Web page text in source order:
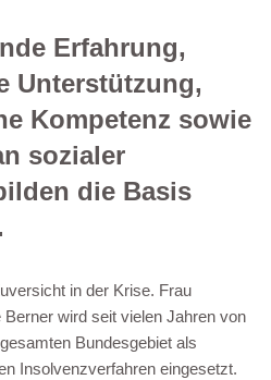
Erfahrung,
Unterstützung,
Kompetenz sowie
sozialer
die Basis
in der Krise. Frau
wird seit vielen Jahren von
Bundesgebiet als
Insolvenzverfahren eingesetzt.